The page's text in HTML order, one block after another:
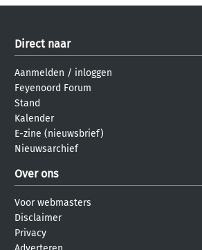
Direct naar
Aanmelden / inloggen
Feyenoord Forum
Stand
Kalender
E-zine (nieuwsbrief)
Nieuwsarchief
Over ons
Voor webmasters
Disclaimer
Privacy